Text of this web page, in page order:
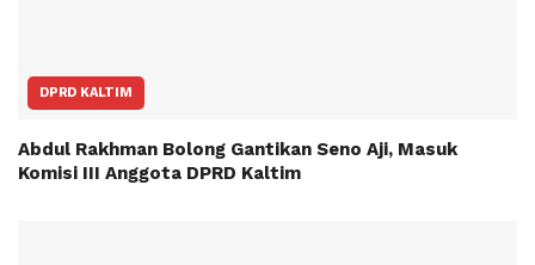
DPRD KALTIM
Abdul Rakhman Bolong Gantikan Seno Aji, Masuk
Komisi III Anggota DPRD Kaltim